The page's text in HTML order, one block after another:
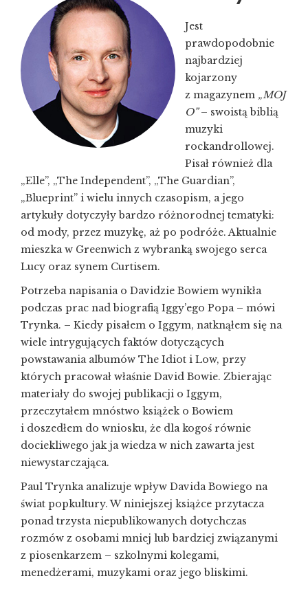
Jest
prawdopodobnie
najbardziej
kojarzony
z magazynem „MOJ
O”– swoistą biblią
muzyki
rockandrollowej.
Pisał również dla
„Elle”, „The Independent”, „The Guardian”,
„Blueprint” i wielu innych czasopism, a jego
artykuły dotyczyły bardzo różnorodnej tematyki:
od mody, przez muzykę, aż po podróże. Aktualnie
mieszka w Greenwich z wybranką swojego serca
Lucy oraz synem Curtisem.
Potrzeba napisania o Davidzie Bowiem wynikła
podczas prac nad biografią Iggy’ego Popa – mówi
Trynka. – Kiedy pisałem o Iggym, natknąłem się na
wiele intrygujących faktów dotyczących
powstawania albumów The Idiot i Low, przy
których pracował właśnie David Bowie. Zbierając
materiały do swojej publikacji o Iggym,
przeczytałem mnóstwo książek o Bowiem
i doszedłem do wniosku, że dla kogoś równie
dociekliwego jak ja wiedza w nich zawarta jest
niewystarczająca.
Paul Trynka analizuje wpływ Davida Bowiego na
świat popkultury. W niniejszej książce przytacza
ponad trzysta niepublikowanych dotychczas
rozmów z osobami mniej lub bardziej związanymi
z piosenkarzem – szkolnymi kolegami,
menedżerami, muzykami oraz jego bliskimi.